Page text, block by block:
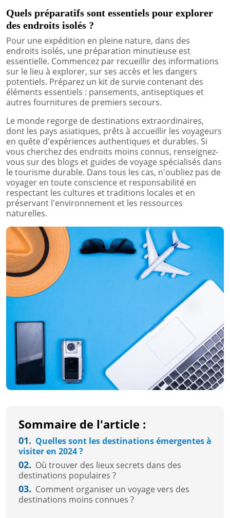
Quels préparatifs sont essentiels pour explorer
des endroits isolés ?
Pour une expédition en pleine nature, dans des
endroits isolés, une préparation minutieuse est
essentielle. Commencez par recueillir des informations
sur le lieu à explorer, sur ses accès et les dangers
potentiels. Préparez un kit de survie contenant des
éléments essentiels : pansements, antiseptiques et
autres fournitures de premiers secours.
Le monde regorge de destinations extraordinaires,
dont les pays asiatiques, prêts à accueillir les voyageurs
en quête d'expériences authentiques et durables. Si
vous cherchez des endroits moins connus, renseignez-
vous sur des blogs et guides de voyage spécialisés dans
le tourisme durable. Dans tous les cas, n'oubliez pas de
voyager en toute conscience et responsabilité en
respectant les cultures et traditions locales et en
préservant l'environnement et les ressources
naturelles.
Sommaire de l'article :
01. Quelles sont les destinations émergentes à
visiter en 2024 ?
02. Où trouver des lieux secrets dans des
destinations populaires ?
03. Comment organiser un voyage vers des
destinations moins connues ?